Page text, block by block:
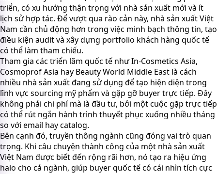
triển, có xu hướng thận trọng với nhà sản xuất mới và ít
lịch sử hợp tác. Để vượt qua rào cản này, nhà sản xuất Việt
Nam cần chủ động hơn trong việc minh bạch thông tin, tạo
điều kiện audit và xây dựng portfolio khách hàng quốc tế
có thể làm tham chiếu.
Tham gia các triển lãm quốc tế như In-Cosmetics Asia,
Cosmoprof Asia hay Beauty World Middle East là cách
nhiều nhà sản xuất đang sử dụng để tạo hiện diện trong
lĩnh vực sourcing mỹ phẩm và gặp gỡ buyer trực tiếp. Đây
không phải chi phí mà là đầu tư, bởi một cuộc gặp trực tiếp
có thể rút ngắn hành trình thuyết phục xuống nhiều tháng
so với email hay catalog.
Bên cạnh đó, truyền thông ngành cũng đóng vai trò quan
trọng. Khi câu chuyện thành công của một nhà sản xuất
Việt Nam được biết đến rộng rãi hơn, nó tạo ra hiệu ứng
halo cho cả ngành, giúp buyer quốc tế có cái nhìn tích cực